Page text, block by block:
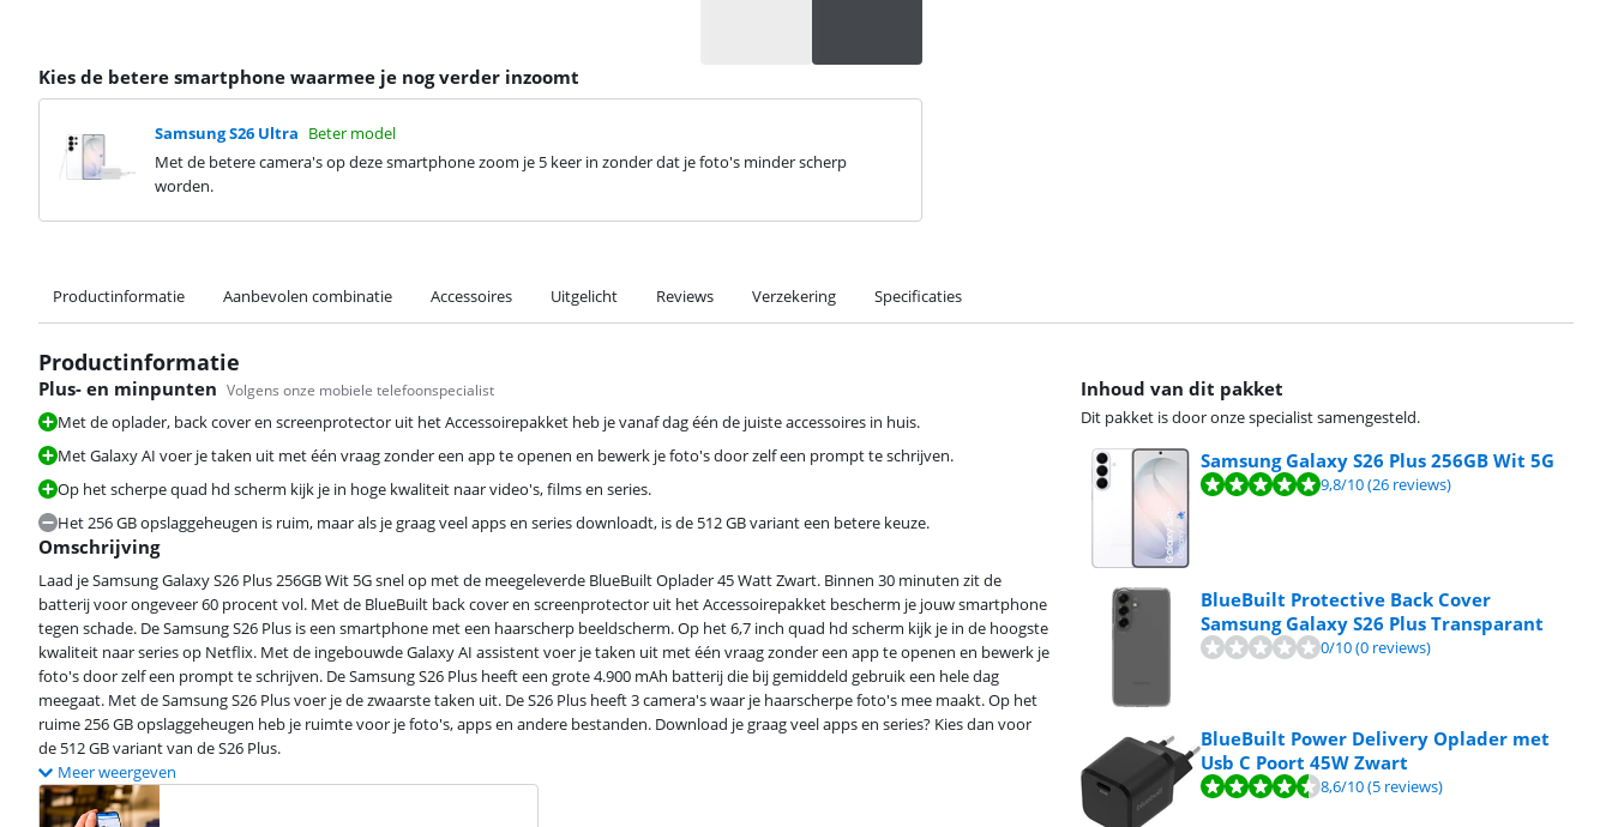
Kies de betere smartphone waarmee je nog verder inzoomt
Samsung S26 Ultra Beter model
Met de betere camera's op deze smartphone zoom je 5 keer in zonder dat je foto's minder scherp
worden.
Productinformatie Aanbevolen combinatie Accessoires Uitgelicht Reviews Verzekering Specificaties
Productinformatie
Inhoud van dit pakket
Dit pakket is door onze specialist samengesteld.
Samsung Galaxy S26 Plus 256GB Wit 5G
Beoordeling is 9,8 van de 10, gebaseerd op 26 reviews. 9,8/10(26 reviews)
BlueBuilt Protective Back Cover
Samsung Galaxy S26 Plus Transparant
0/10(0 reviews)
BlueBuilt Power Delivery Oplader met
Usb C Poort 45W Zwart
Beoordeling is 8,6 van de 10, gebaseerd op 5 reviews. 8,6/10(5 reviews)
Plus- en minpunten Volgens onze mobiele telefoonspecialist
Met de oplader, back cover en screenprotector uit het Accessoirepakket heb je vanaf dag één de juiste accessoires in huis.
Met Galaxy AI voer je taken uit met één vraag zonder een app te openen en bewerk je foto's door zelf een prompt te schrijven.
Op het scherpe quad hd scherm kijk je in hoge kwaliteit naar video's, films en series.
Het 256 GB opslaggeheugen is ruim, maar als je graag veel apps en series downloadt, is de 512 GB variant een betere keuze.
Omschrijving
Laad je Samsung Galaxy S26 Plus 256GB Wit 5G snel op met de meegeleverde BlueBuilt Oplader 45 Watt Zwart. Binnen 30 minuten zit de
batterij voor ongeveer 60 procent vol. Met de BlueBuilt back cover en screenprotector uit het Accessoirepakket bescherm je jouw smartphone
tegen schade. De Samsung S26 Plus is een smartphone met een haarscherp beeldscherm. Op het 6,7 inch quad hd scherm kijk je in de hoogste
kwaliteit naar series op Netflix. Met de ingebouwde Galaxy AI assistent voer je taken uit met één vraag zonder een app te openen en bewerk je
foto's door zelf een prompt te schrijven. De Samsung S26 Plus heeft een grote 4.900 mAh batterij die bij gemiddeld gebruik een hele dag
meegaat. Met de Samsung S26 Plus voer je de zwaarste taken uit. De S26 Plus heeft 3 camera's waar je haarscherpe foto's mee maakt. Op het
ruime 256 GB opslaggeheugen heb je ruimte voor je foto's, apps en andere bestanden. Download je graag veel apps en series? Kies dan voor
de 512 GB variant van de S26 Plus.
Meer weergeven